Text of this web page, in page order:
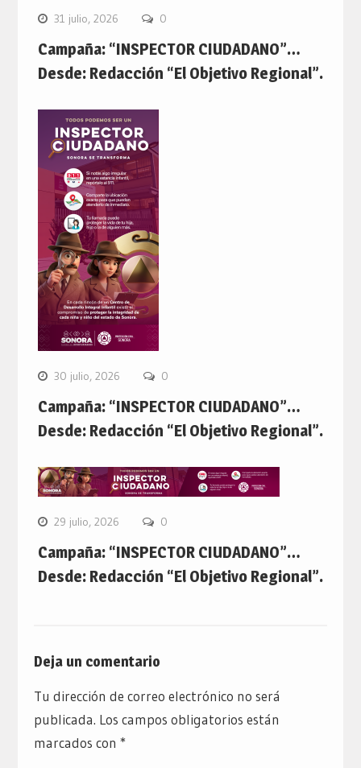
31 julio, 2026 0
Campaña: “INSPECTOR CIUDADANO”…
Desde: Redacción “El Objetivo Regional”.
30 julio, 2026 0
Campaña: “INSPECTOR CIUDADANO”…
Desde: Redacción “El Objetivo Regional”.
29 julio, 2026 0
Campaña: “INSPECTOR CIUDADANO”…
Desde: Redacción “El Objetivo Regional”.
Deja un comentario
Tu dirección de correo electrónico no será
publicada. Los campos obligatorios están
marcados con *